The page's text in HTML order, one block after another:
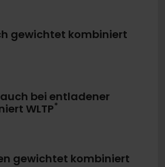
gewichtet kombiniert
bei entladener
WLTP*
gewichtet kombiniert